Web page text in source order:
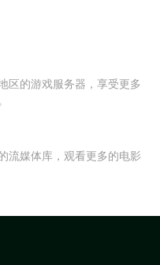
区的游戏服务器，享受更多
流媒体库，观看更多的电影